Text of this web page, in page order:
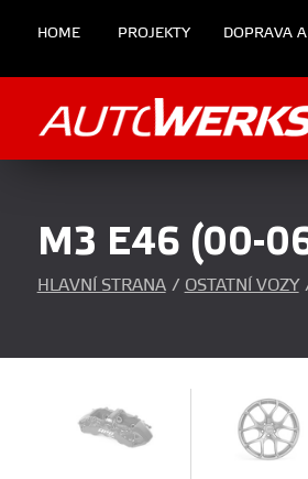
HOME PROJEKTY DOPRAVA
M3 E46 (00-
HLAVNÍ STRANA / OSTATNÍ VOZY